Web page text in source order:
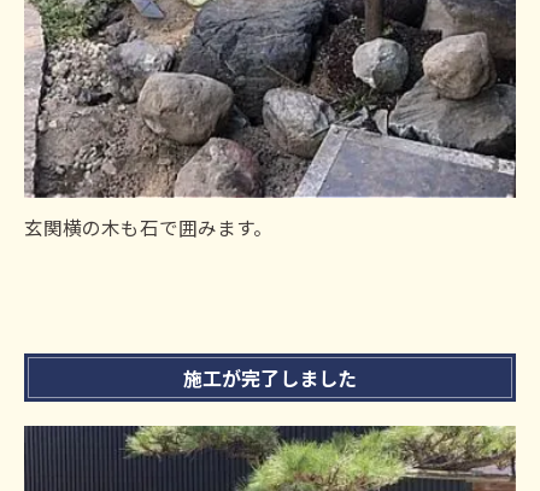
玄関横の木も石で囲みます。
施工が完了しました